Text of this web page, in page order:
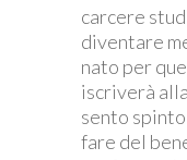
carcere
diventare
nato per
iscriverà
sento
fare del